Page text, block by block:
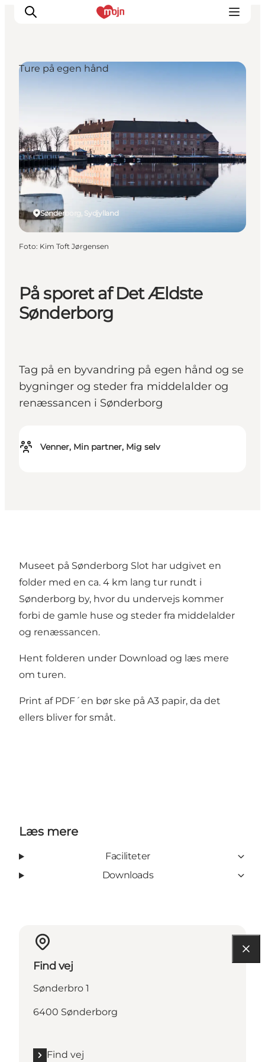
Byer & Steder
Det sker
Overnatning
Planlæg din ferie
Booking
På sporet af Det Ældste
Sønderborg
Tag på en byvandring på egen hånd og se
bygninger og steder fra middelalder og
renæssancen i Sønderborg
Venner, Min partner, Mig selv
Sønderborg, Sydjylland
Ture på egen hånd
Foto: Kim Toft Jørgensen
Museet på Sønderborg Slot har udgivet en
folder med en ca. 4 km lang tur rundt i
Sønderborg by, hvor du undervejs kommer
forbi de gamle huse og steder fra middelalder
og renæssancen.
Hent folderen under Download og læs mere
om turen.
Print af PDF´en bør ske på A3 papir, da det
ellers bliver for småt.
Læs mere
Faciliteter
Downloads
Find vej
Sønderbro 1
6400 Sønderborg
Find vej